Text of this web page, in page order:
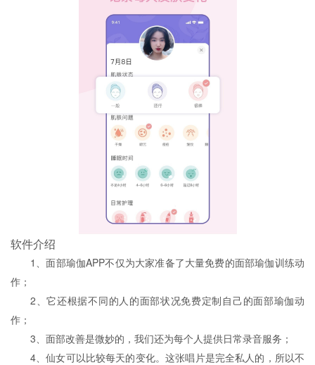
软件介绍
1、面部瑜伽APP不仅为大家准备了大量免费的面部瑜伽训练动
作；
2、它还根据不同的人的面部状况免费定制自己的面部瑜伽动
作；
3、面部改善是微妙的，我们还为每个人提供日常录音服务；
4、仙女可以比较每天的变化。这张唱片是完全私人的，所以不